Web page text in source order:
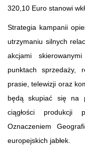
320,10 Euro stanowi
Strategia kampanii
utrzymaniu silnych
akcjami
punktach sprzedaży,
prasie, telewizji oraz
będą skupiać się na
ciągłości produkcji
Oznaczeniem
europejskich jabłek.